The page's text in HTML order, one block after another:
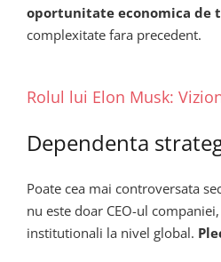
oportunitate economica de
complexitate fara precedent.
Rolul lui Elon Musk:
Dependenta
Poate cea mai controversata
nu este doar CEO-ul
institutionali la nivel global.